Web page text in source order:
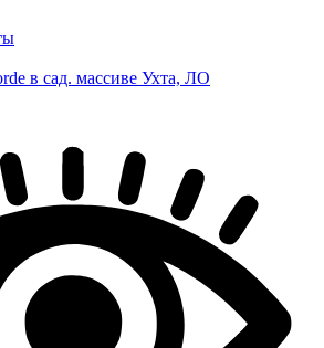
в сад. массиве Ухта, ЛО